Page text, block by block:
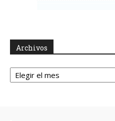
Archivos
Archivos